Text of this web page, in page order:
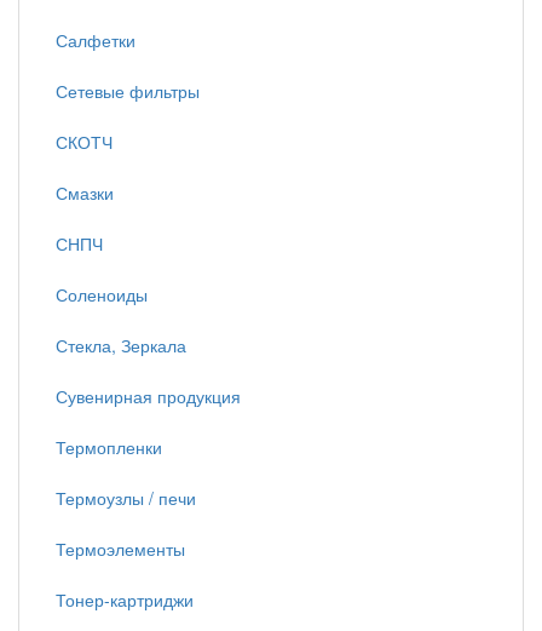
Салфетки
Сетевые фильтры
СКОТЧ
Смазки
СНПЧ
Соленоиды
Стекла, Зеркала
Сувенирная продукция
Термопленки
Термоузлы / печи
Термоэлементы
Тонер-картриджи